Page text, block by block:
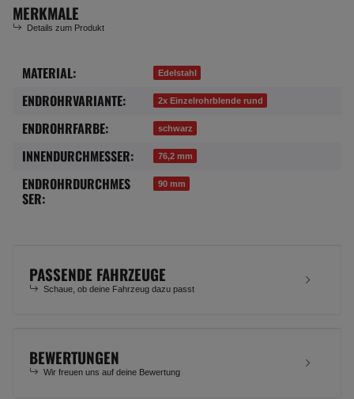
MERKMALE
Details zum Produkt
Produkteigenschaft
Wert
MATERIAL: Edelstahl
ENDROHRVARIANTE: 2x Einzelrohrblende rund
ENDROHRFARBE: schwarz
INNENDURCHMESSER: 76,2 mm
ENDROHRDURCHMES
SER:
90 mm
PASSENDE FAHRZEUGE
Schaue, ob deine Fahrzeug dazu passt
BEWERTUNGEN
Wir freuen uns auf deine Bewertung